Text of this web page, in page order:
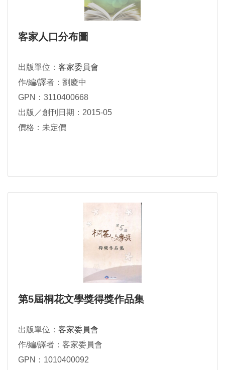
客家人口分布圖
出版單位： 客家委員會
作/編/譯者：劉慶中
GPN：3110400668
出版／創刊日期：2015-05
價格：未定價
第5屆桐花文學獎得獎作品集
出版單位： 客家委員會
作/編/譯者：客家委員會
GPN：1010400092